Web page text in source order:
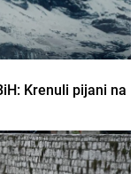
Krenuli pijani na